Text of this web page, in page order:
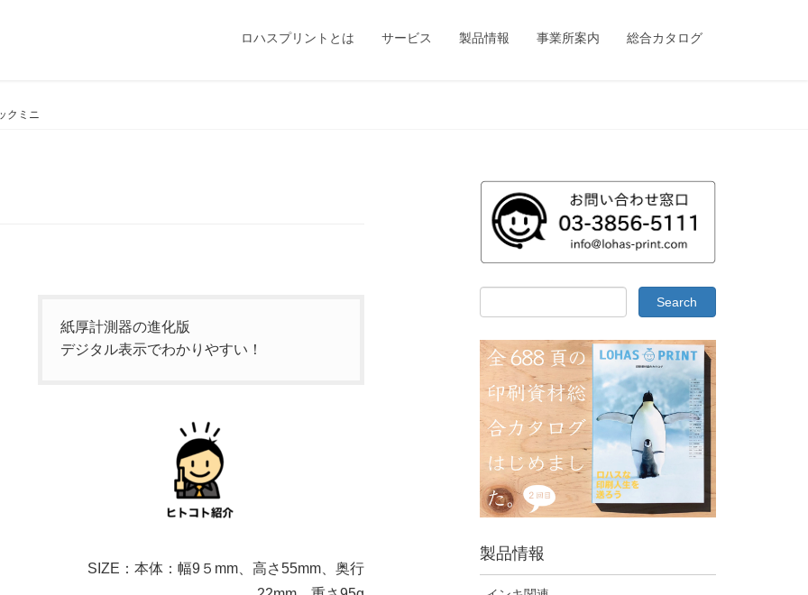
ロハスプリントとは サービス 製品情報 事業所案内 総合カタログ
クミニ
紙厚計測器の進化版
デジタル表示でわかりやすい！
SIZE：本体：幅9５mm、高さ55mm、奥行
製品情報